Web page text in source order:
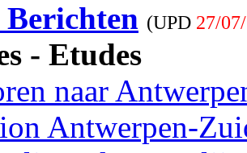
(UPD 27/
- Etudes
naar
Antwerpen-